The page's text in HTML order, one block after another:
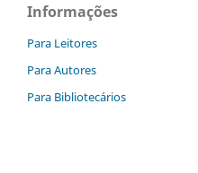
Informações
Para Leitores
Para Autores
Para Bibliotecários